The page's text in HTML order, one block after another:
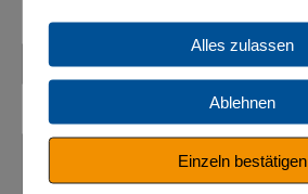
Alles zulassen
Ablehnen
Einzeln bestätigen